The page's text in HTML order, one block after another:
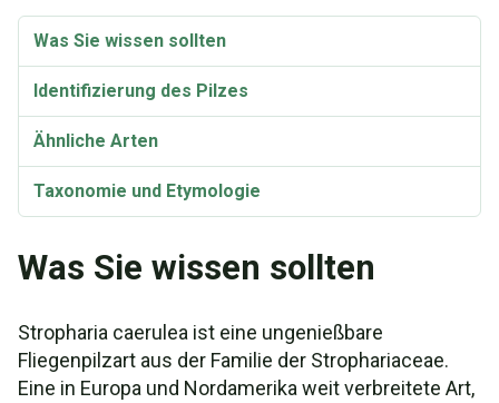
Was Sie wissen sollten
Identifizierung des Pilzes
Ähnliche Arten
Taxonomie und Etymologie
Was Sie wissen sollten
Stropharia caerulea ist eine ungenießbare
Fliegenpilzart aus der Familie der Strophariaceae.
Eine in Europa und Nordamerika weit verbreitete Art,